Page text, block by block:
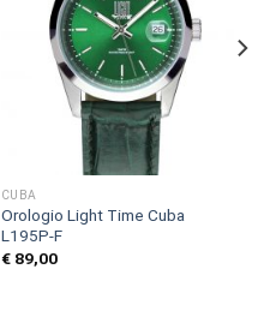
CUBA
Orologio Light Time Cuba
L195P-F
€89,00